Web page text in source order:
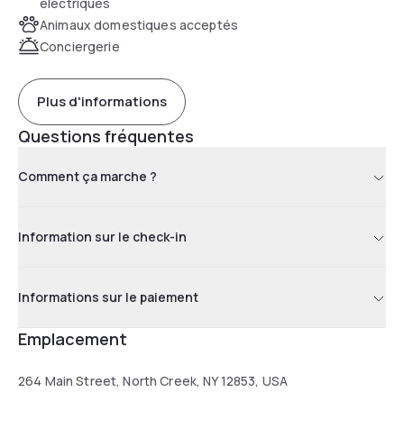
Animaux domestiques acceptés
Conciergerie
Plus d'informations
Questions fréquentes
Comment ça marche ?
Information sur le check-in
Informations sur le paiement
Emplacement
264 Main Street, North Creek, NY 12853, USA